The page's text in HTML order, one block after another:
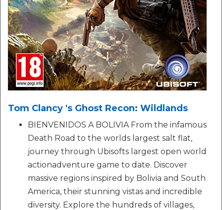
Tom Clancy 's Ghost Recon: Wildlands
BIENVENIDOS A BOLIVIA From the infamous
Death Road to the worlds largest salt flat,
journey through Ubisofts largest open world
actionadventure game to date. Discover
massive regions inspired by Bolivia and South
America, their stunning vistas and incredible
diversity. Explore the hundreds of villages,